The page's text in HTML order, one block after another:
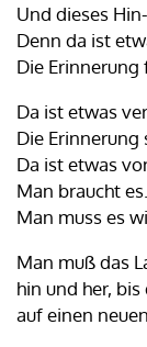
Und dieses
Denn da ist
Die
Da ist etwas
Die Erinnerung
Da ist etwas
Man braucht
Man muss es
Man muß das
hin und her,
auf einen